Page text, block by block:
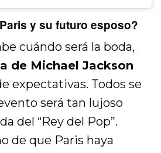
y su futuro esposo?
cuándo será la boda,
de Michael Jackson
expectativas. Todos se
será tan lujoso
del “Rey del Pop”.
de que Paris haya